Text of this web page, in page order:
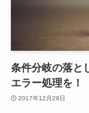
条件分岐の落と
エラー処理を！
2017年12月29日